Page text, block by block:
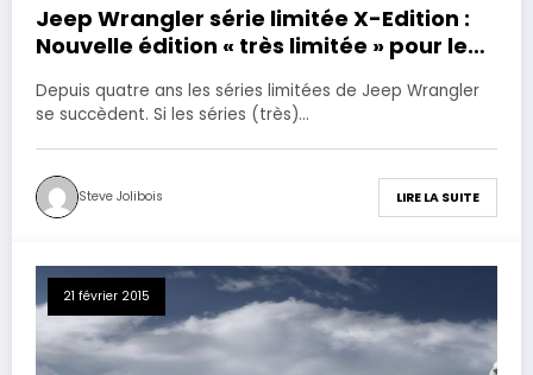
Jeep Wrangler série limitée X-Edition :
Nouvelle édition « très limitée » pour le
Depuis quatre ans les séries limitées de Jeep Wrangler
se succèdent. Si les séries (très)…
Steve Jolibois LIRE LA SUITE
21 février 2015